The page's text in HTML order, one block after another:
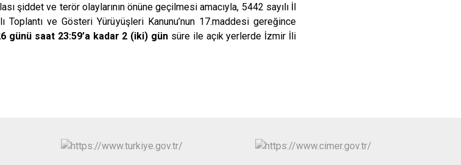
şiddet ve terör olaylarının önüne geçilmesi amacıyla, 5442 sayılı İl
Toplantı ve Gösteri Yürüyüşleri Kanunu’nun 17.maddesi gereğince
günü saat 23:59’a kadar 2 (iki) gün süre ile açık yerlerde İzmir İli